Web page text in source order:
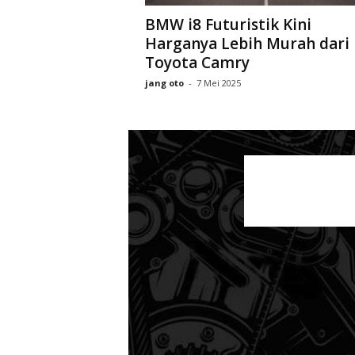
BMW i8 Futuristik Kini
Harganya Lebih Murah dari
Toyota Camry
jang oto - 7 Mei 2025